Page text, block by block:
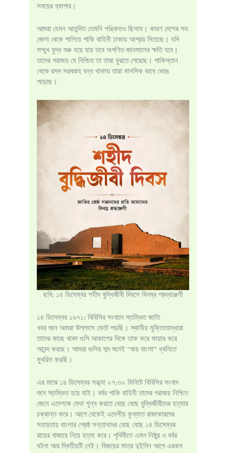
সময়ের ব্যাপার।
আমরা যেমন আনন্দিত তেমনি শঙ্কিতও ছিলাম। কারণ দেশের সব
জেলা থেকে পালিয়ে পাকি বাহিনী ঢাকায় আশ্রয় নিয়েছে। যদি
সম্মুখ যুদ্ধ শুরু হয়ে যায় তবে অগণিত জানমালের ক্ষতি হবে।
তাদের পরাজয় যে নিশ্চিত তা তারা বুঝতে পেরেছে। পাকিস্তান
থেকে রসদ সরবরাহ বন্ধ থাকায় তারা মানসিক ভাবে ভেঙে
পড়েছে।
ছবি: ১৪ ডিসেম্বর শহীদ বুদ্ধিজীবী দিবসে বিনম্র শ্রদ্ধাঞ্জলী
১৪ ডিসেম্বর ১৯৭১: বিবিসির সংবাদে স্তম্ভিত জাতি
খবর শুনে আমরা উল্লাসে ফেটে পড়ছি। স্থানীয় মুক্তিযোদ্ধারা
তাদের কাছে থাকা গুলি আকাশের দিকে তাক করে ফায়ার করে
আনন্দ করছে। আমরা গুলির শব্দ শুনেই “জয় বাংলা” ধ্বনিতে
মুখরিত করছি।
এর মাঝে ১৪ ডিসেম্বর সন্ধ্যা ০৭:৩০ মিনিটে বিবিসির সংবাদ
শুনে স্তম্ভিত হয়ে যাই। বর্বর পাকি বাহিনী তাদের পরাজয় নিশ্চিত
জেনে এদেশকে মেধা শূন্য করতে বেছে বেছে বুদ্ধিজীবীদের হত্যার
চক্রান্ত করে। আগে থেকেই এদেশীয় কুখ্যাত রাজাকারদের
সহায়তায় বাংলার শ্রেষ্ঠ সন্তানদের বেছে বেছে ১৪ ডিসেম্বর
রায়ের বাজারে নিয়ে হত্যা করে। পৃথিবীতে এমন নিষ্ঠুর ও বর্বর
ঘটনা আর দ্বিতীয়টি নেই। বিজয়ের মাত্র দুইদিন আগে এরকম